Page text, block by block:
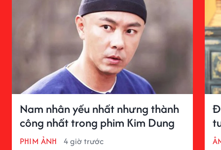
Nam nhân yếu nhất nhưng thành
công nhất trong phim Kim Dung
PHIM ẢNH 4 giờ trước